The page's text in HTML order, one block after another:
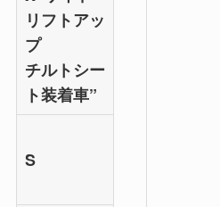
リフトアッ
プ
チルトシー
ト装着車”
S